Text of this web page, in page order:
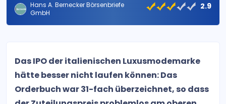
Hans A. Bernecker Börsenbriefe
GmbH
2.9
Das IPO der italienischen Luxusmodemarke
hätte besser nicht laufen können: Das
Orderbuch war 31-fach überzeichnet, so dass